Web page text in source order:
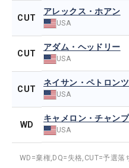
CUT
アレックス・ホアン
USA
CUT
アダム・ヘッドリー
USA
CUT
ネイサン・ペトロン
USA
WD
キャメロン・チャンプ
USA
WD=棄権, DQ=失格, CUT=予選落